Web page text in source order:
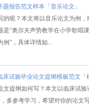
题报告范文样本「音乐论文」
的呢？本文将以音乐论文为例，
是“奥尔夫声势教学在小学歌唱
”，具体详情如...
床试验毕业论文提纲模板范文「
文提纲如何写？本文以临床试验
多参考学习，希望对你的论文写